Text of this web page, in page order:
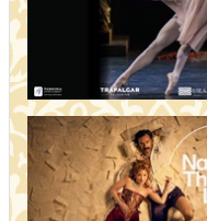
AZ ÖRDÖG PRADÁT
19:00 Csortos terem
ÁDÁM ALMÁI (16)
19:00 Törőcsik Mari
HOGYAN TUDNÉK
NÉLKÜLED? (12)
19:00 Díszterem
ODÜSSZEIA (16)